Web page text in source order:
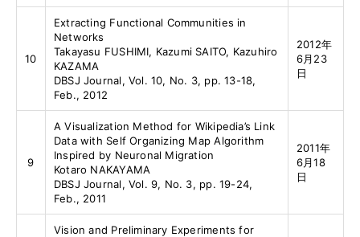
10
Extracting Functional Communities in
Networks
Takayasu FUSHIMI, Kazumi SAITO, Kazuhiro
KAZAMA
DBSJ Journal, Vol. 10, No. 3, pp. 13-18,
Feb., 2012
2012年
6月23
日
9
A Visualization Method for Wikipedia’s Link
Data with Self Organizing Map Algorithm
Inspired by Neuronal Migration
Kotaro NAKAYAMA
DBSJ Journal, Vol. 9, No. 3, pp. 19-24,
Feb., 2011
2011年
6月18
日
Vision and Preliminary Experiments for